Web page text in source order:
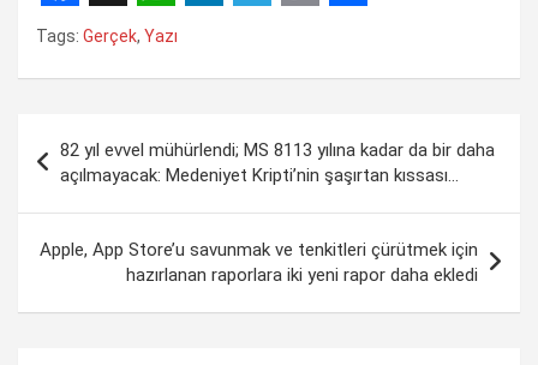
F
e
b
o
o
X
W
t
s
A
p
p
k
e
d
I
n
e
g
r
a
m
y
L
i
n
k
r
e
Tags: Gerçek, Yazı
gezinmesi
82 yıl evvel mühürlendi; MS 8113 yılına kadar da bir daha
açılmayacak: Medeniyet Kripti’nin şaşırtan kıssası…
Apple, App Store’u savunmak ve tenkitleri çürütmek için
hazırlanan raporlara iki yeni rapor daha ekledi